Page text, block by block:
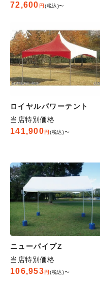
72,600 税込 〜
ロイヤルパワーテント
当店特別価格
141,900 税込 〜
ニューパイプZ
当店特別価格
106,953 税込 〜